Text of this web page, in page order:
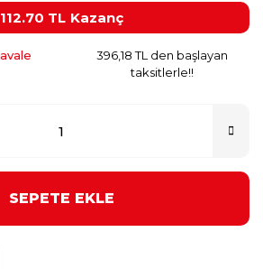
112.70 TL Kazanç
396,18 TL den başlayan
taksitlerle!!
SEPETE EKLE